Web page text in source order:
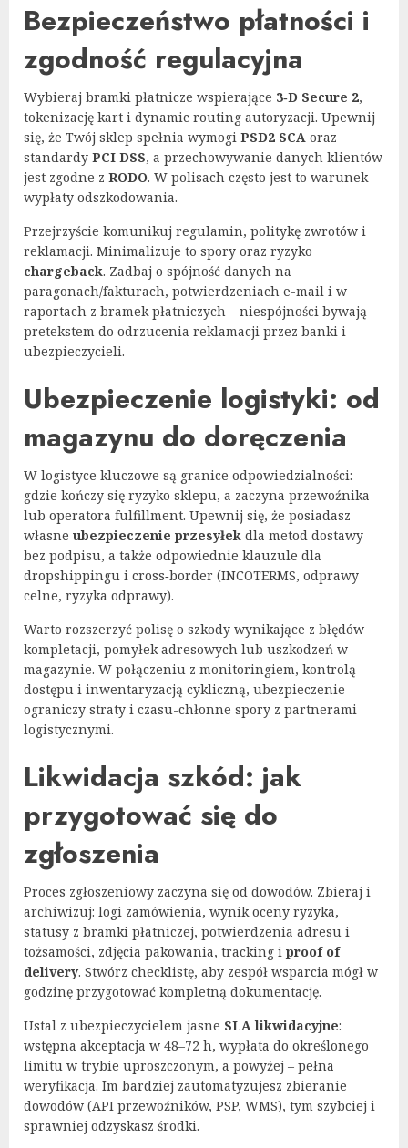
Bezpieczeństwo płatności i
zgodność regulacyjna
Wybieraj bramki płatnicze wspierające 3‑D Secure 2,
tokenizację kart i dynamic routing autoryzacji. Upewnij
się, że Twój sklep spełnia wymogi PSD2 SCA oraz
standardy PCI DSS, a przechowywanie danych klientów
jest zgodne z RODO. W polisach często jest to warunek
wypłaty odszkodowania.
Przejrzyście komunikuj regulamin, politykę zwrotów i
reklamacji. Minimalizuje to spory oraz ryzyko
chargeback. Zadbaj o spójność danych na
paragonach/fakturach, potwierdzeniach e-mail i w
raportach z bramek płatniczych – niespójności bywają
pretekstem do odrzucenia reklamacji przez banki i
ubezpieczycieli.
Ubezpieczenie logistyki: od
magazynu do doręczenia
W logistyce kluczowe są granice odpowiedzialności:
gdzie kończy się ryzyko sklepu, a zaczyna przewoźnika
lub operatora fulfillment. Upewnij się, że posiadasz
własne ubezpieczenie przesyłek dla metod dostawy
bez podpisu, a także odpowiednie klauzule dla
dropshippingu i cross‑border (INCOTERMS, odprawy
celne, ryzyka odprawy).
Warto rozszerzyć polisę o szkody wynikające z błędów
kompletacji, pomyłek adresowych lub uszkodzeń w
magazynie. W połączeniu z monitoringiem, kontrolą
dostępu i inwentaryzacją cykliczną, ubezpieczenie
ograniczy straty i czasu-chłonne spory z partnerami
logistycznymi.
Likwidacja szkód: jak
przygotować się do
zgłoszenia
Proces zgłoszeniowy zaczyna się od dowodów. Zbieraj i
archiwizuj: logi zamówienia, wynik oceny ryzyka,
statusy z bramki płatniczej, potwierdzenia adresu i
tożsamości, zdjęcia pakowania, tracking i proof of
delivery. Stwórz checklistę, aby zespół wsparcia mógł w
godzinę przygotować kompletną dokumentację.
Ustal z ubezpieczycielem jasne SLA likwidacyjne:
wstępna akceptacja w 48–72 h, wypłata do określonego
limitu w trybie uproszczonym, a powyżej – pełna
weryfikacja. Im bardziej zautomatyzujesz zbieranie
dowodów (API przewoźników, PSP, WMS), tym szybciej i
sprawniej odzyskasz środki.